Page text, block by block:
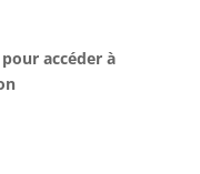
accéder à